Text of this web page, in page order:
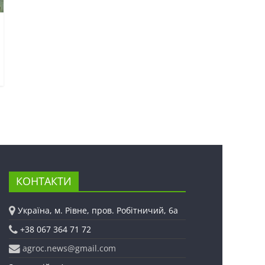
КОНТАКТИ
Україна, м. Рівне, пров. Робітничий, 6а
+38 067 364 71 72
agroc.news@gmail.com